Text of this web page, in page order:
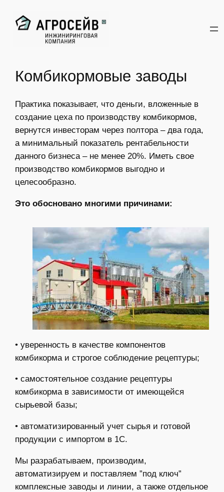
содержимому
Комбикормовые заводы
Практика показывает, что деньги, вложенные в
создание цеха по производству комбикормов,
вернутся инвесторам через полтора – два года,
а минимальный показатель рентабельности
данного бизнеса – не менее 20%. Иметь свое
производство комбикормов выгодно и
целесообразно.
Это обосновано многими причинами:
• уверенность в качестве компонентов
комбикорма и строгое соблюдение рецептуры;
• самостоятельное создание рецептуры
комбикорма в зависимости от имеющейся
сырьевой базы;
• автоматизированный учет сырья и готовой
продукции с импортом в 1С.
Мы разрабатываем, производим,
автоматизируем и поставляем ”под ключ”
комплексные заводы и линии, а также отдельное